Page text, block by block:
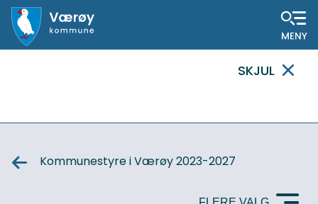
MELDING
SKJUL
Kommunestyre i Værøy 2023-2027